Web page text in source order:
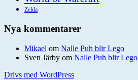
Zelda
Nya kommentarer
Mikael om Nalle Puh blir Lego
Sven Järby om Nalle Puh blir Lego
Drivs med WordPress